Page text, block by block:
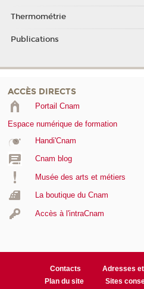
Thermométrie
Publications
ACCÈS DIRECTS
Portail Cnam
Espace numérique de formation
Handi'Cnam
Cnam blog
Musée des arts et métiers
La boutique du Cnam
Accès à l'intraCnam
Contacts Adresses
Plan du site
Sites